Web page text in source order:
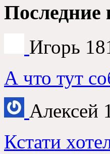
Последние
Игорь
А что тут
Алексей
Кстати